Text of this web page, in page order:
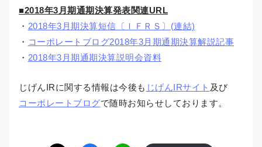
■2018年3月期通期決算発表関連URL
・ 2018年3月期決算短信〔ＩＦＲＳ〕(連結)
・ コーポレートブログ2018年3月期通期決算解説記事
・ 2018年3月期通期決算説明会資料
じげんIRに関する情報は今後も じげんIRサイト 及び
コーポレートブログで随時お知らせしております。